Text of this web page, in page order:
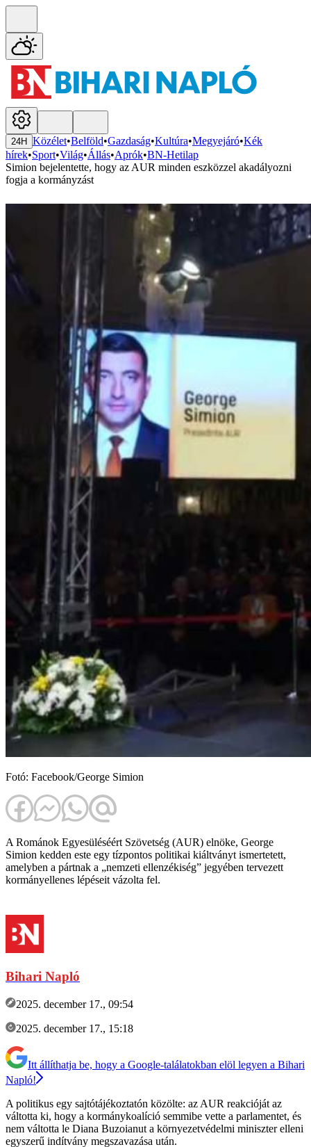
24H Közélet•Belföld•Gazdaság•Kultúra•Megyejáró•Kék
hírek•Sport•Világ•Állás•Aprók•BN-Hetilap
Simion bejelentette, hogy az AUR minden eszközzel akadályozni
fogja a kormányzást
Fotó: Facebook/George Simion
A Románok Egyesüléséért Szövetség (AUR) elnöke, George
Simion kedden este egy tízpontos politikai kiáltványt ismertetett,
amelyben a pártnak a „nemzeti ellenzékiség” jegyében tervezett
kormányellenes lépéseit vázolta fel.
Bihari Napló
2025. december 17., 09:54
2025. december 17., 15:18
Itt állíthatja be, hogy a Google-találatokban elöl legyen a Bihari
Napló!
A politikus egy sajtótájékoztatón közölte: az AUR reakcióját az
váltotta ki, hogy a kormánykoalíció semmibe vette a parlamentet, és
nem váltotta le Diana Buzoianut a környezetvédelmi miniszter elleni
egyszerű indítvány megszavazása után.